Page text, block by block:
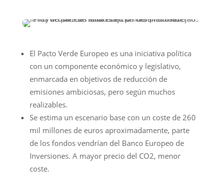
El Pacto Verde Europeo es una iniciativa política
con un componente económico y legislativo,
enmarcada en objetivos de reducción de
emisiones ambiciosas, pero según muchos
realizables.
Se estima un escenario base con un coste de 260
mil millones de euros aproximadamente, parte
de los fondos vendrían del Banco Europeo de
Inversiones. A mayor precio del CO2, menor
coste.